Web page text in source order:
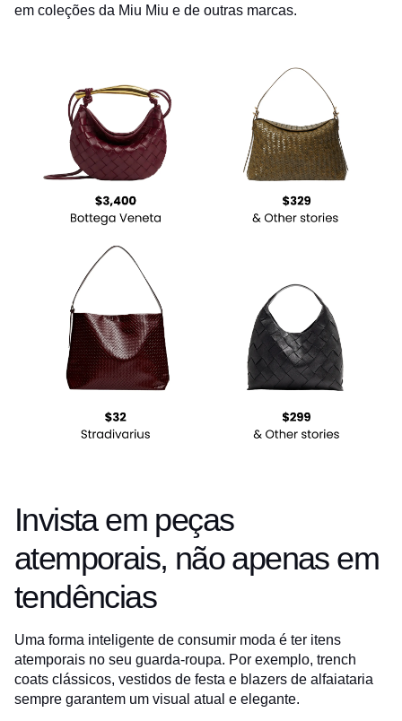
em coleções da Miu Miu e de outras marcas.
Invista em peças
atemporais, não apenas em
tendências
Uma forma inteligente de consumir moda é ter itens
atemporais no seu guarda-roupa. Por exemplo, trench
coats clássicos, vestidos de festa e blazers de alfaiataria
sempre garantem um visual atual e elegante.